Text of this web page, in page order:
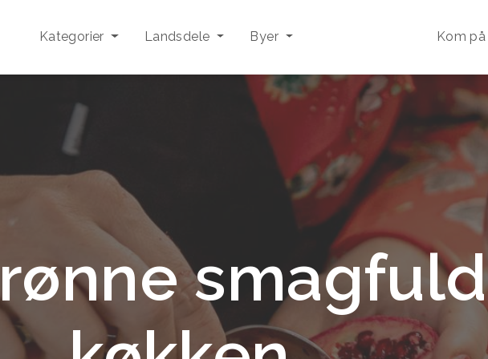
Kategorier Landsdele Byer Kom